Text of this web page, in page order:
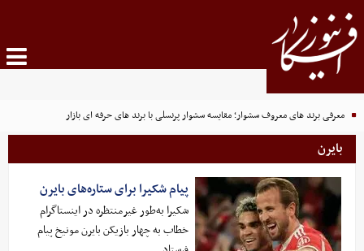
معرفی برند های معروف سشوار؛ مقایسه سشوار پرنسلی با برند های حرفه ای بازار
بایرن
پیام شکیرا برای ستاره‌های بایرن
شکیرا به‌طور غیرمنتظره در اینستاگرام
خطاب به چهار بازیکن بایرن مونیخ پیام